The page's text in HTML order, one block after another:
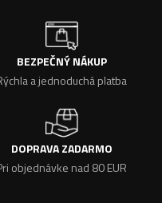
BEZPEČNÝ NÁKUP
a jednoduchá platba
DOPRAVA ZADARMO
objednávke nad 80 EUR